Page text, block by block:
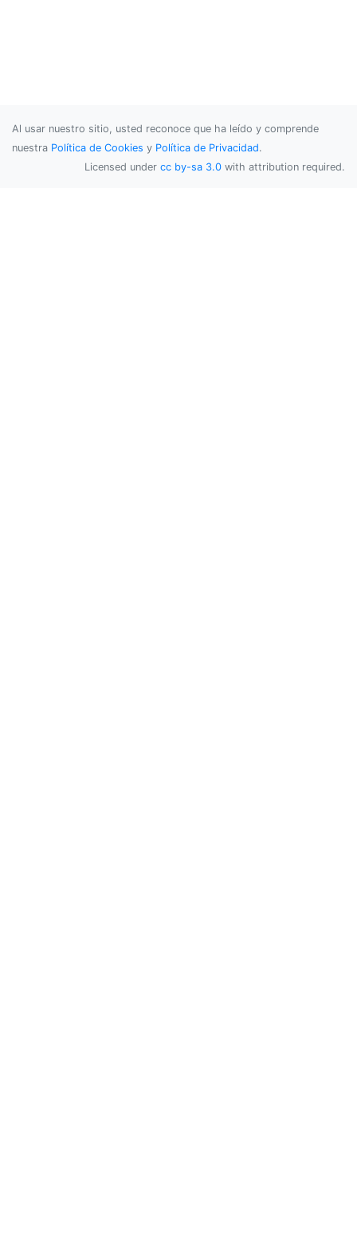
Al usar nuestro sitio, usted reconoce que ha leído y comprende
nuestra Política de Cookies y Política de Privacidad.
Licensed under cc by-sa 3.0 with attribution required.